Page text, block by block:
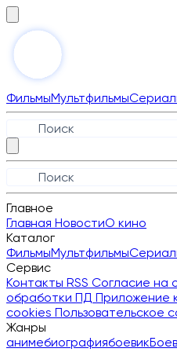
ФильмыМультфильмы
Главное
Главная НовостиО кино
Каталог
ФильмыМультфильмы
Сервис
Контакты RSS Согласие на
обработки ПД Приложение
cookies Пользовательское
Жанры
анимебиографиябоевик